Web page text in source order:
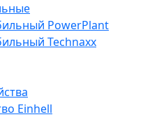
PowerPlant
Technaxx
Einhell